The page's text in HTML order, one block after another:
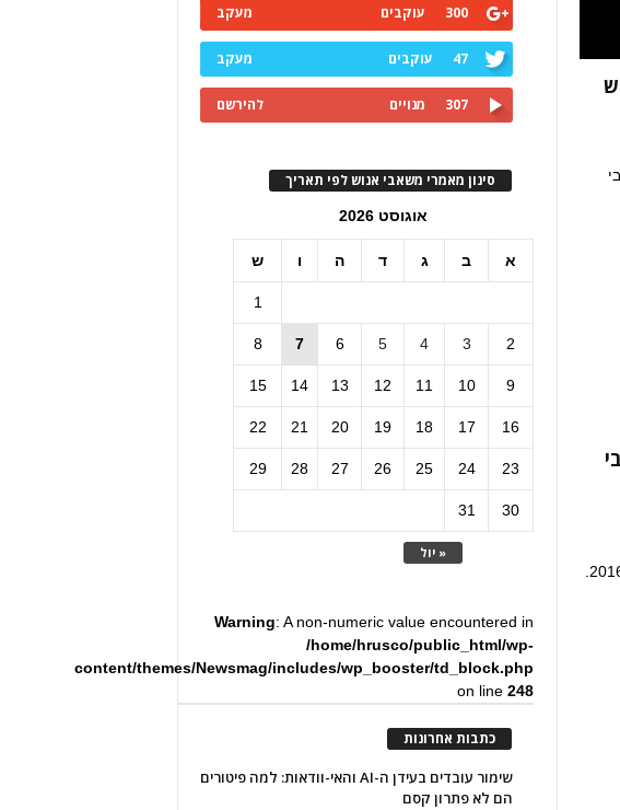
300 עוקבים מעקב
47 עוקבים מעקב
307 מנויים להירשם
סינון מאמרי משאבי אנוש לפי תאריך
אוגוסט 2026
א ב ג ד ה ו ש
« יול
1
2
3
4
5
6
7
8
9
10
11
12
13
14
15
16
17
18
19
20
21
22
23
24
25
26
27
28
29
30
31
Warning: A non-numeric value encountered in
/home/hrusco/public_html/wp-
content/themes/Newsmag/includes/wp_booster/td_block.php
on line248
כתבות אחרונות
שימור עובדים בעידן ה-AI והאי-וודאות: למה פיטורים
הם לא פתרון קסם